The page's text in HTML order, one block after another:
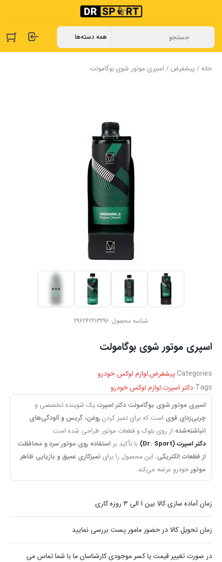
خانه/پیشفرض / اسپری موتور شوی بوگامولت
شناسه محصول: 296242213296
اسپری موتور شوی بوگامولت
Categories:پیشفرض,لوازم لوکس خودرو
Tags: دکتر اسپرت,لوازم لوکس خودرو
اسپری موتور شوی بوگامولت دکتر اسپرتیک شوینده تخصصی و
چربی‌زدای قوی است که برای تمیز کردنروغن، گریس و آلودگی‌های
انباشته‌شده از روی بلوک و قطعات موتور طراحی شده است.
دکتر اسپرت (Dr. Sport)
با تأکید بر استفاده روی موتور سرد و محافظت
از قطعات الکتریکی، این محصول را برایتمیزکاری عمیق و بازیابی ظاهر
موتورخودرو عرضه می‌کند.
زمان آماده سازی کالا بین 1 الی 3 روزه کاری
زمان تحویل کالا در حضور مامور پست بررسی نمایید
در صورت تغییر قیمت یا کسر موجودی کارشناسان ما با شما تماس می